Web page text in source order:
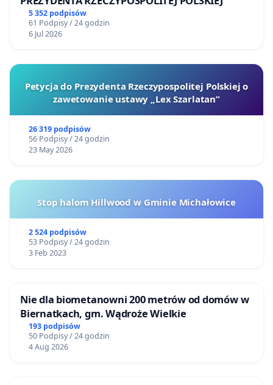
5 352 podpisów
61 Podpisy / 24 godzin
6 Jul 2026
Petycja do Prezydenta Rzeczypospolitej Polskiej o
zawetowanie ustawy „Lex Szarlatan”
26 319 podpisów
56 Podpisy / 24 godzin
23 May 2026
Stop halom Hillwood w Gminie Michałowice
2 524 podpisów
53 Podpisy / 24 godzin
3 Feb 2023
Nie dla biometanowni 200 metrów od domów w
Biernatkach, gm. Wądroże Wielkie
193 podpisów
50 Podpisy / 24 godzin
4 Aug 2026